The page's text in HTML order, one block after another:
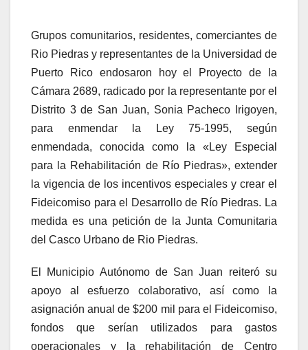
Grupos comunitarios, residentes, comerciantes de
Rio Piedras y representantes de la Universidad de
Puerto Rico endosaron hoy el Proyecto de la
Cámara 2689, radicado por la representante por el
Distrito 3 de San Juan, Sonia Pacheco Irigoyen,
para enmendar la Ley 75-1995, según
enmendada, conocida como la «Ley Especial
para la Rehabilitación de Río Piedras», extender
la vigencia de los incentivos especiales y crear el
Fideicomiso para el Desarrollo de Río Piedras. La
medida es una petición de la Junta Comunitaria
del Casco Urbano de Rio Piedras.
El Municipio Autónomo de San Juan reiteró su
apoyo al esfuerzo colaborativo, así como la
asignación anual de $200 mil para el Fideicomiso,
fondos que serían utilizados para gastos
operacionales y la rehabilitación de Centro